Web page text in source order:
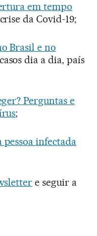
em tempo
da Covid-19;
Brasil e no
dia a dia, país
Perguntas e
;
infectada
e seguir a